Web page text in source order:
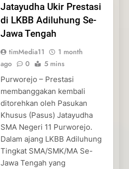
Jatayudha Ukir Prestasi
di LKBB Adiluhung Se-
Jawa Tengah
timMedia11
1 month
ago
0 5 mins
Purworejo – Prestasi
membanggakan kembali
ditorehkan oleh Pasukan
Khusus (Pasus) Jatayudha
SMA Negeri 11 Purworejo.
Dalam ajang LKBB Adiluhung
Tingkat SMA/SMK/MA Se-
Jawa Tengah yang